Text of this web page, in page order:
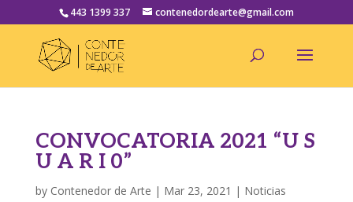
443 1399 337 contenedordearte@gmail.com
CONVOCATORIA 2021 “U S
U A R I 0”
by Contenedor de Arte | Mar 23, 2021 | Noticias